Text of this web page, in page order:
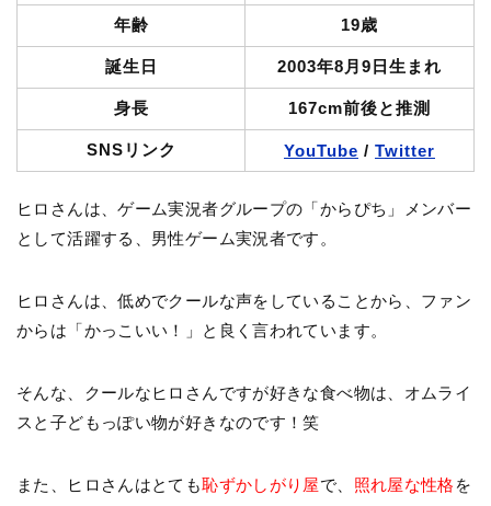
年齢 19歳
誕生日 2003年8月9日生まれ
身長 167cm前後と推測
SNSリンク YouTube / Twitter
ヒロさんは、ゲーム実況者グループの「からぴち」メンバー
として活躍する、男性ゲーム実況者です。
ヒロさんは、低めでクールな声をしていることから、ファン
からは「かっこいい！」と良く言われています。
そんな、クールなヒロさんですが好きな食べ物は、オムライ
スと子どもっぽい物が好きなのです！笑
また、ヒロさんはとても恥ずかしがり屋で、 照れ屋な性格 を